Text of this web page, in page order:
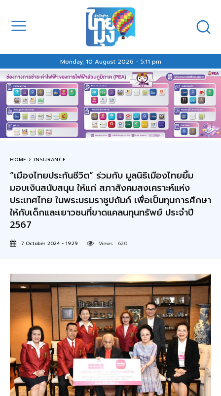
Monday, 10 August 2026 - 5:11 pm
HOME INSURANCE
“เมืองไทยประกันชีวิต” ร่วมกับ มูลนิธิเมืองไทยยิ้ม
มอบเงินสนับสนุน ให้แก่ สภาสังคมสงเคราะห์แห่ง
ประเทศไทย ในพระบรมราชูปถัมภ์ เพื่อเป็นทุนการศึกษา
ให้กับเด็กและเยาวชนที่ขาดแคลนทุนทรัพย์ ประจำปี
2567
7 October 2024 - 19:29 Views : 620